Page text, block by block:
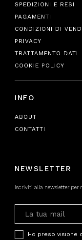
SPEDIZIONI E RESI
PAGAMENTI
CONDIZIONI DI
PRIVACY
TRATTAMENTO DATI
COOKIE POLICY
INFO
ABOUT
CONTATTI
NEWSLETTER
Iscriviti alla newsletter per
Ho preso visione